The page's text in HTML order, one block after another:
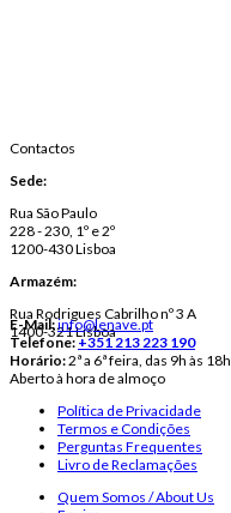
Contactos
Sede:
Rua São Paulo
228 - 230, 1º e 2º
1200-430 Lisboa
Armazém:
Rua Rodrigues Cabrilho nº 3 A
1400-321 Lisboa
E-Mail:info@lenave.pt
Telefone:+351 213 223 190
Horário:2ª a 6ª feira, das 9h às 18h
Aberto à hora de almoço
Política de Privacidade
Termos e Condições
Perguntas Frequentes
Livro de Reclamações
Quem Somos / About Us